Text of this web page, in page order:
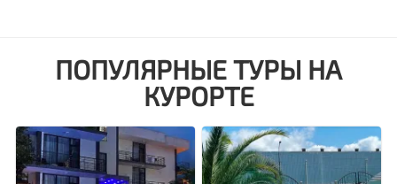
ПОПУЛЯРНЫЕ ТУРЫ НА
КУРОРТЕ